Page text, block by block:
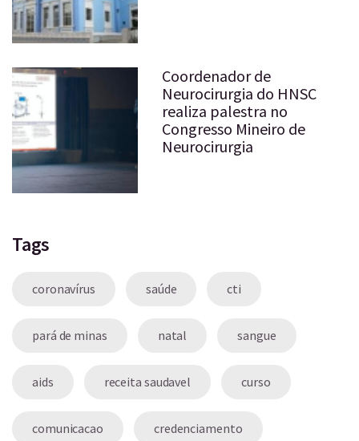
Coordenador de
Neurocirurgia do HNSC
realiza palestra no
Congresso Mineiro de
Neurocirurgia
Tags
coronavírus saúde cti
pará de minas natal sangue
aids receita saudavel curso
comunicacao credenciamento